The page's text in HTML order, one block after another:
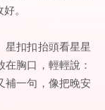
。
星扣扣抬頭看星星
胸口，輕輕說：
補一句，像把晚安